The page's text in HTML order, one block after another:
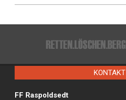
KONTAKT
FF Raspoldsedt